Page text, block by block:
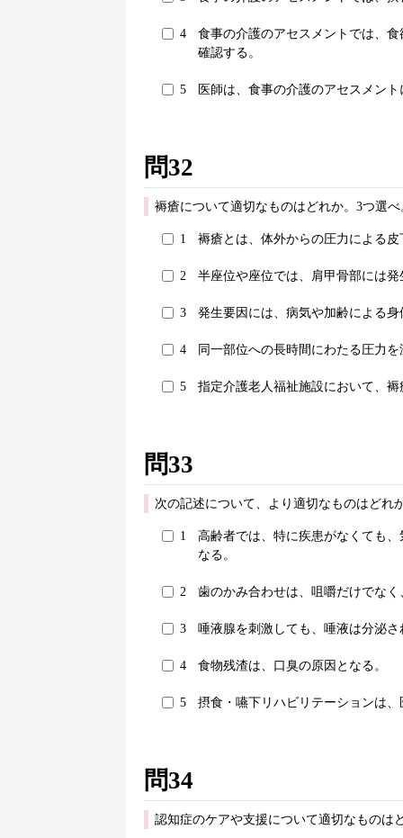
4
食事の介護のアセスメントでは、
確認する。
5 医師は、食事の介護のアセスメン
問32
褥瘡について適切なものはどれか。3つ選べ
1 褥瘡とは、体外からの圧力による
2 半座位や座位では、肩甲骨部には発
3 発生要因には、病気や加齢による
4 同一部位への長時間にわたる圧力
5 指定介護老人福祉施設において、
問33
次の記述について、より適切なものはどれ
1
高齢者では、特に疾患がなくても
なる。
2 歯のかみ合わせは、咀嚼だけでな
3 唾液腺を刺激しても、唾液は分泌さ
4 食物残渣は、口臭の原因となる。
5 摂食・嚥下リハビリテーションは
問34
認知症のケアや支援について適切なものは